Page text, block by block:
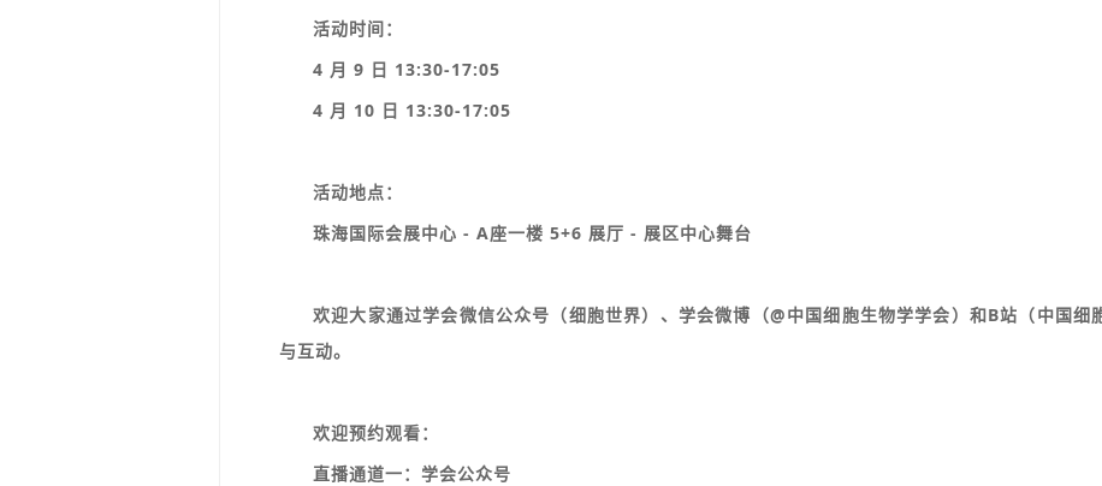
活动时间：
4 月 9 日 13:30-17:05
4 月 10 日 13:30-17:05
活动地点：
珠海国际会展中心 - A座一楼 5+6 展厅 - 展区中心舞台
欢迎大家通过学会微信公众号（细胞世界）、学会微博（@中国细胞生物学学会）和B站（中国细
与互动。
欢迎预约观看：
直播通道一：学会公众号